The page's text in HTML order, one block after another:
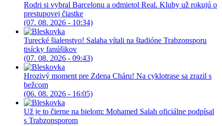
Rodri si vybral Barcelonu a odmietol Real. Kluby už rokujú o
prestupovej čiastke
(07. 08. 2026 - 10:34)
Turecké šialenstvo! Salaha vítali na štadióne Trabzonsporu
tisícky fanúšikov
(07. 08. 2026 - 09:43)
Hrozivý moment pre Zdena Cháru! Na cyklotrase sa zrazil s
bežcom
(06. 08. 2026 - 16:05)
Už je to čierne na bielom: Mohamed Salah oficiálne podpísal
s Trabzonsporom